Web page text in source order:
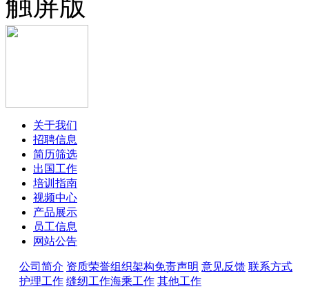
关于我们
招聘信息
简历筛选
出国工作
培训指南
视频中心
产品展示
员工信息
网站公告
公司简介 资质荣誉组织架构免责声明 意见反馈 联系方式
护理工作 缝纫工作海乘工作 其他工作